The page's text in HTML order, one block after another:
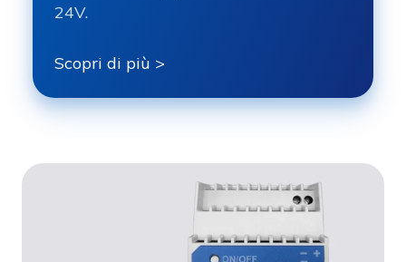
24V.
Scopri di più >